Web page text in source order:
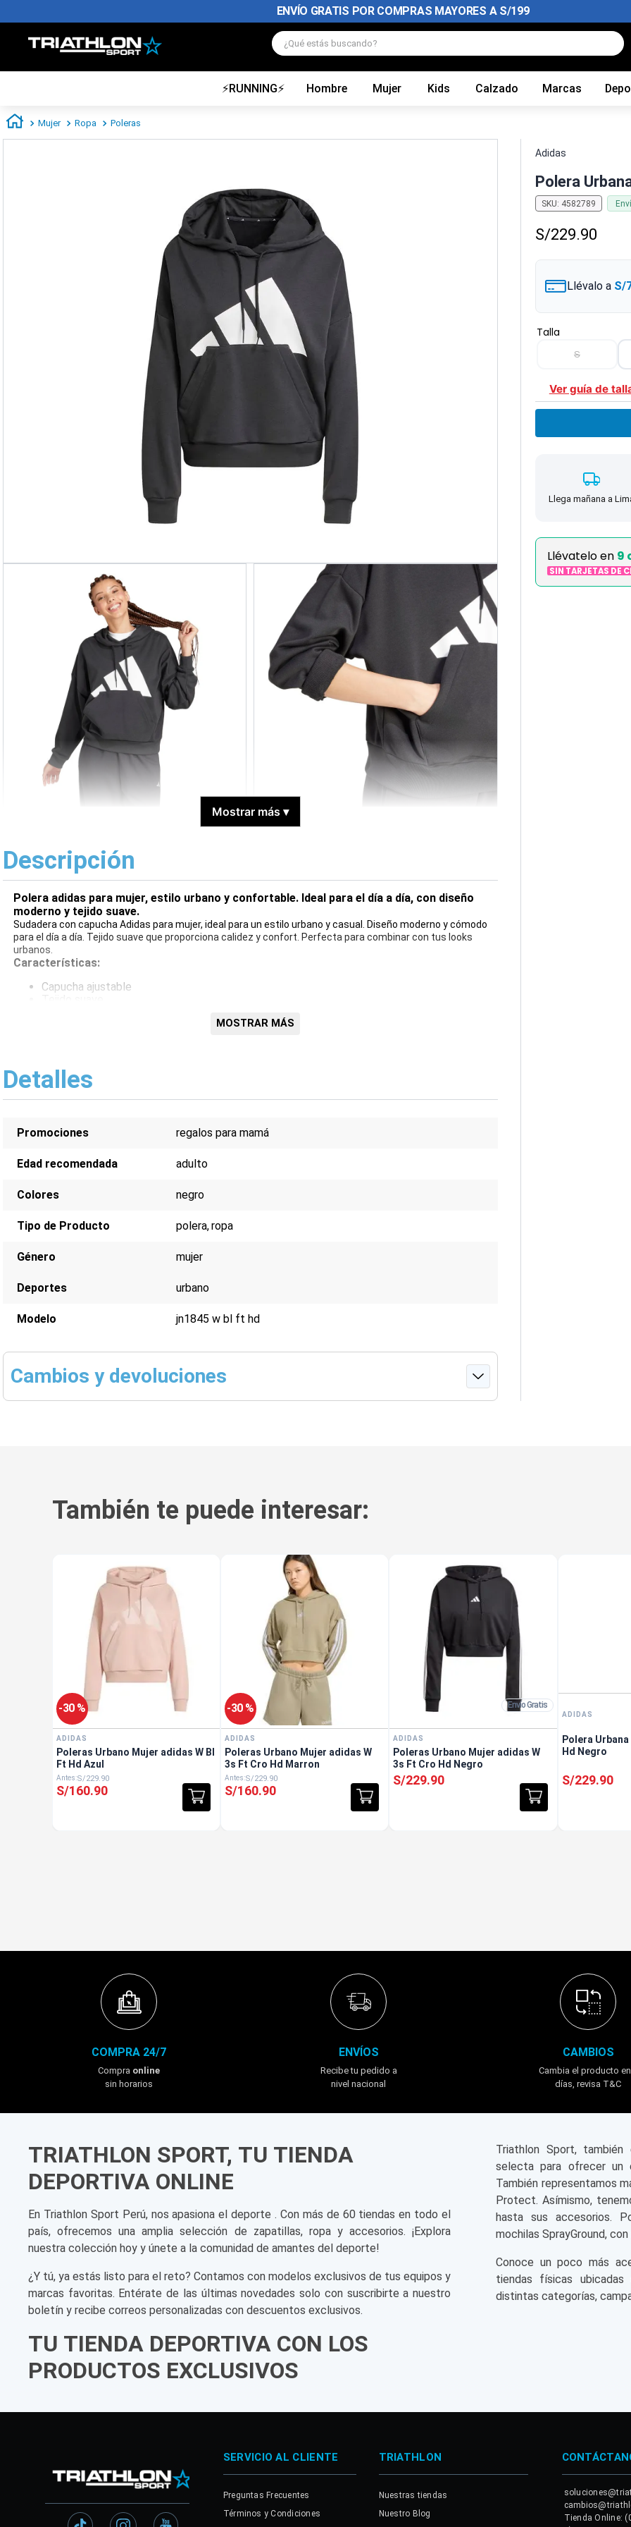
ENVÍO GRATIS POR COMPRAS MAYORES A S/199
¿Qué estás buscando?
⚡RUNNING⚡ Hombre Mujer Kids Calzado Marcas
Mujer Ropa Poleras
Mostrar más ▾
Descripción
Polera adidas para mujer, estilo urbano y confortable. Ideal para el día a día, con diseño
moderno y tejido suave.
Sudadera con capucha Adidas para mujer, ideal para un estilo urbano y casual. Diseño moderno y cómodo
para el día a día. Tejido suave que proporciona calidez y confort. Perfecta para combinar con tus looks
urbanos.
Características:
Capucha ajustable
MOSTRAR MÁS
Detalles
Promociones regalos para mamá
Edad recomendada adulto
Colores negro
Tipo de Producto polera ropa
Género mujer
Deportes urbano
Modelo jn1845 w bl ft hd
Cambios y devoluciones
Adidas
Polera
SKU: 4582789
S/229.90
Llévalo a S/
Talla
S
Ver guía de
Llega mañana a
Llévatelo en 9
SIN TARJETAS DE
También te puede interesar:
-30 %
ADIDAS
Poleras Urbano Mujer adidas W Bl
Ft Hd Azul
S/229.90
S/160.90
-30 %
ADIDAS
Poleras Urbano Mujer adidas W
3s Ft Cro Hd Marron
S/229.90
S/160.90
Envío Gratis
ADIDAS
Poleras Urbano Mujer adidas W
3s Ft Cro Hd Negro
S/229.90
ADIDAS
Polera Urbana
Hd Negro
S/229.90
COMPRA 24/7
Compra online
sin horarios
ENVÍOS
Recibe tu pedido a
nivel nacional
CAMBIOS
Cambia el producto
días, revisa T&C
TRIATHLON SPORT, TU TIENDA
DEPORTIVA ONLINE
En Triathlon Sport Perú, nos apasiona el deporte . Con más de 60 tiendas en todo el
país, ofrecemos una amplia selección de zapatillas, ropa y accesorios. ¡Explora
nuestra colección hoy y únete a la comunidad de amantes del deporte!
¿Y tú, ya estás listo para el reto? Contamos con modelos exclusivos de tus equipos y
marcas favoritas. Entérate de las últimas novedades solo con suscribirte a nuestro
boletín y recibe correos personalizadas con descuentos exclusivos.
TU TIENDA DEPORTIVA CON LOS
PRODUCTOS EXCLUSIVOS
Triathlon Sport, también
selecta para ofrecer un
También representamos
Protect. Asímismo,
hasta sus accesorios.
mochilas SprayGround,
Conoce un poco más
tiendas físicas
distintas categorías,
SERVICIO AL CLIENTE
Preguntas Frecuentes
Términos y Condiciones
TRIATHLON
Nuestras tiendas
Nuestro Blog
Tienda Online:
TÉRMINOS MÁS BUSCADOS
2.
zapatillas nike
zapatillas adidas mujer
chimpunes
zapatillas nike hombre
zapatillas nike mujer
medias